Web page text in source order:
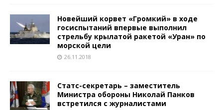
Новейший корвет «Громкий» в ходе
госиспытаний впервые выполнил
стрельбу крылатой ракетой «Уран» по
морской цели
26.11.2018
Статс-секретарь – заместитель
Министра обороны Николай Панков
встретился с журналистами